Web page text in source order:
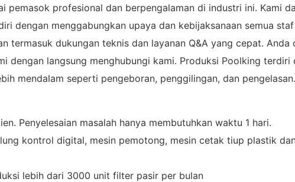
profesional dan berpengalaman di industri ini. Kami
dengan menggabungkan upaya dan kebijaksanaan semua
dukungan teknis dan layanan Q&A yang cepat. Anda
langsung menghubungi kami. Produksi Poolking terdiri
mendalam seperti pengeboran, penggilingan, dan pengelasan.
Penyelesaian masalah hanya membutuhkan waktu 1 hari.
kontrol digital, mesin pemotong, mesin cetak tiup plastik
lebih dari 3000 unit filter pasir per bulan